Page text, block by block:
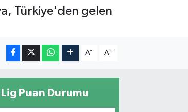
Türkiye'den gelen
A- A+
Puan Durumu